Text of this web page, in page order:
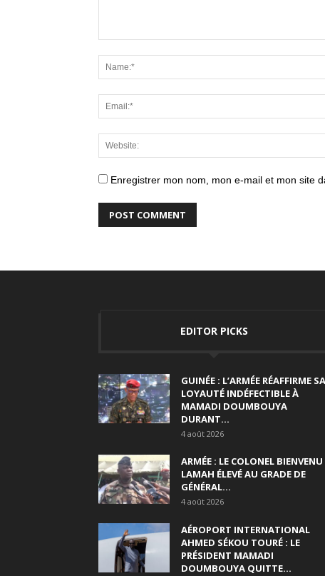
Enregistrer mon nom, mon e-mail et mon site
EDITOR PICKS
GUINÉE : L’ARMÉE RÉAFFIRME SA
LOYAUTÉ INDÉFECTIBLE À
MAMADI DOUMBOUYA
DURANT...
4 août 2026
ARMÉE : LE COLONEL BIENVENU
LAMAH ÉLEVÉ AU GRADE DE
GÉNÉRAL...
4 août 2026
AÉROPORT INTERNATIONAL
AHMED SÉKOU TOURÉ : LE
PRÉSIDENT MAMADI
DOUMBOUYA QUITTE...